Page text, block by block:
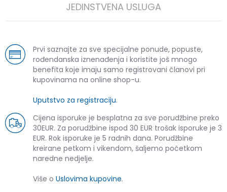
JEDINSTVENA USLUGA
Prvi saznajte za sve specijalne ponude, popuste,
rođendanska iznenađenja i koristite još mnogo
benefita koje imaju samo registrovani članovi pri
kupovinama na online shop-u.
Uputstvo za registraciju.
Cijena isporuke je besplatna za sve porudžbine preko
30EUR. Za porudžbine ispod 30 EUR trošak isporuke je 3
EUR. Rok isporuke je 5 radnih dana. Porudžbine
kreirane petkom i vikendom, šaljemo početkom
naredne nedjelje.
Više o Uslovima kupovine.